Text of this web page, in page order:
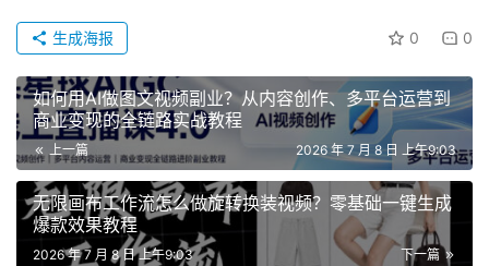
0 0
生成海报
如何用AI做图文视频副业？从内容创作、多平台运营到
商业变现的全链路实战教程
上一篇 2026 年 7 月 8 日 上午9:03
无限画布工作流怎么做旋转换装视频？零基础一键生成
爆款效果教程
下一篇
2026 年 7 月 8 日 上午9:03